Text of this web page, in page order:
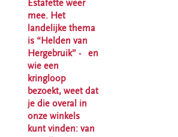
Estafette weer
mee. Het
landelijke thema
is “Helden van
Hergebruik” - en
wie een
kringloop
bezoekt, weet dat
je die overal in
onze winkels
kunt vinden: van